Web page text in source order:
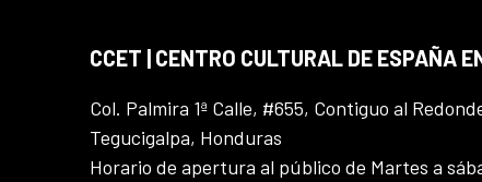
CCET | CENTRO CULTURAL DE ESPAÑA
Col. Palmira 1ª Calle, #655, Contiguo al
Tegucigalpa, Honduras
Horario de apertura al público de Martes a